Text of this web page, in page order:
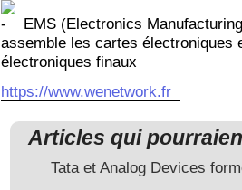
EMS (Electronics
assemble les cartes électroniques
électroniques finaux
https://www.wenetwork.fr
Articles qui
Tata et Analog Devices